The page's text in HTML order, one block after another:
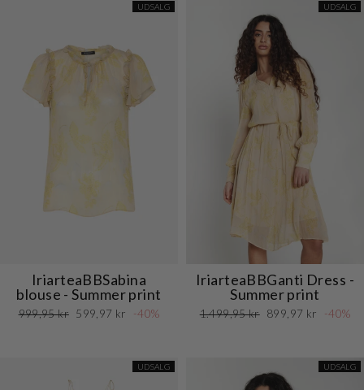
UDSALG
IriarteaBBSabina
blouse - Summer print
Normalpris
999,95 kr Udsalgspris
599,97 kr -40%
UDSALG
IriarteaBBGanti Dress -
Summer print
Normalpris
1.499,95 kr Udsalgspris
899,97 kr -40%
UDSALG UDSALG